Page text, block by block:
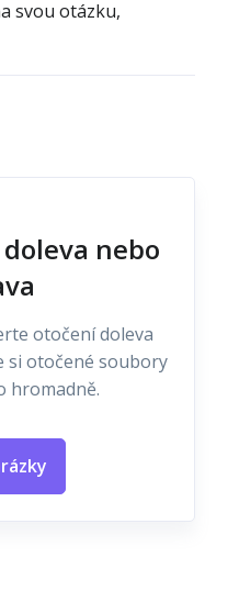
svou otázku,
nebo
otočení doleva
si otočené soubory
hromadně.